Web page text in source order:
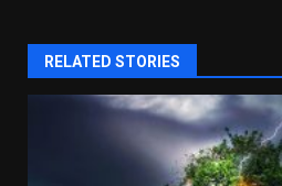
RELATED STORIES